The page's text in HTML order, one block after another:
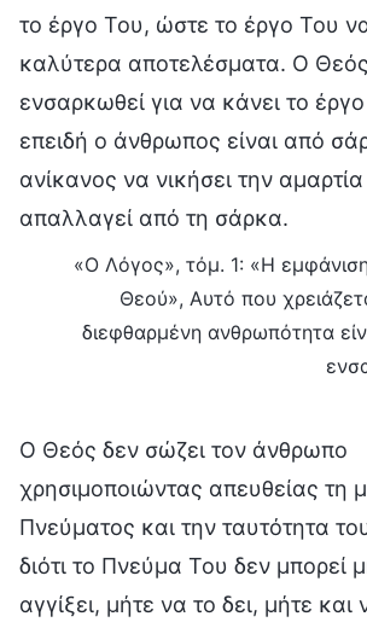
το έργο Του, ώστε το έργο Του
καλύτερα αποτελέσματα. Ο
ενσαρκωθεί για να κάνει το
επειδή ο άνθρωπος είναι από
ανίκανος να νικήσει την
απαλλαγεί από τη σάρκα.
«Ο Λόγος», τόμ. 1: «Η
Θεού», Αυτό που
διεφθαρμένη ανθρωπότητα
Ο Θεός δεν σώζει τον άνθρωπο
χρησιμοποιώντας απευθείας τη
Πνεύματος και την ταυτότητα
διότι το Πνεύμα Του δεν μπορεί
αγγίξει, μήτε να το δει, μήτε και